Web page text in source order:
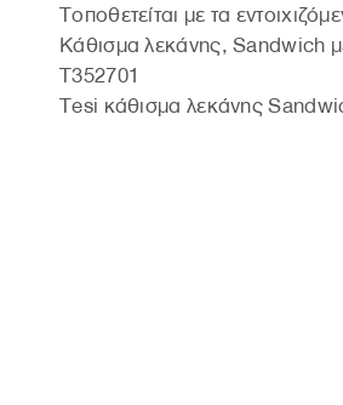
Tοποθετείται με τα
Κάθισμα λεκάνης, Sandwich
T352701
Tesi κάθισμα λεκάνης